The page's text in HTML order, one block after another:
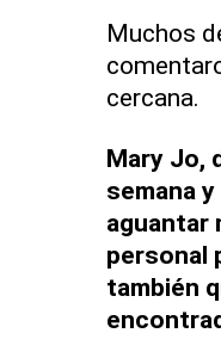
Muchos
cercana.
Mary Jo,
semana
aguantar
personal
también